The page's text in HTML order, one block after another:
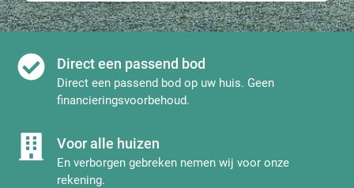
Direct een passend bod
Direct een passend bod op uw huis. Geen
financieringsvoorbehoud.
Voor alle huizen
En verborgen gebreken nemen wij voor onze
rekening.